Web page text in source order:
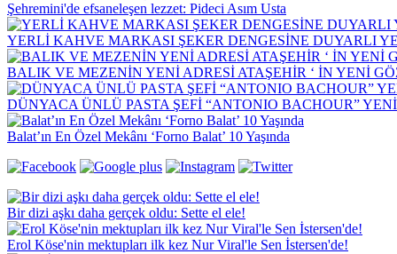
Şehremini'de efsaneleşen lezzet: Pideci Asım Usta
YERLİ KAHVE MARKASI ŞEKER DENGESİNE DUYARLI
BALIK VE MEZENİN YENİ ADRESİ ATAŞEHİR ‘ İN YENİ
DÜNYACA ÜNLÜ PASTA ŞEFİ “ANTONIO BACHOUR”
Balat’ın En Özel Mekânı ‘Forno Balat’ 10 Yaşında
Bir dizi aşkı daha gerçek oldu: Sette el ele!
Erol Köse'nin mektupları ilk kez Nur Viral'le Sen İstersen'de!